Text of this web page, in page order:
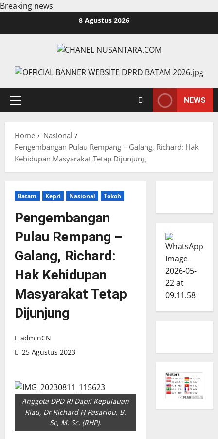
Breaking news
8 Agustus 2026
Primary
NEWS
Home
Nasional
Pengembangan Pulau Rempang – Galang, Richard: Hak
Kehidupan Masyarakat Tetap Dijunjung
Batam Kepri Nasional Tokoh
Pengembangan
Pulau Rempang –
Galang, Richard:
Hak Kehidupan
Masyarakat Tetap
Dijunjung
adminCN
25 Agustus 2023
Anggota DPD RI Dapil Kepulauan
Riau, Dr Richard H Pasaribu, B.
Sc, M. Sc. (RHP).